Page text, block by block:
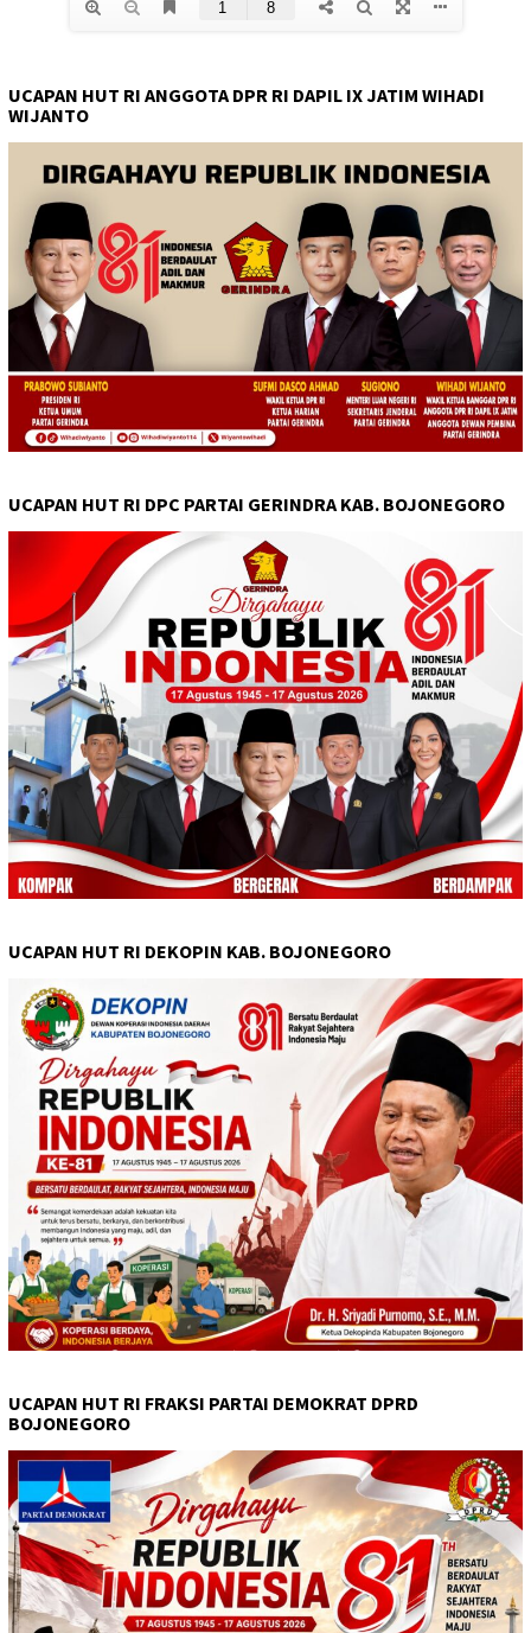
UCAPAN HUT RI ANGGOTA DPR RI DAPIL IX JATIM WIHADI
WIJANTO
UCAPAN HUT RI DPC PARTAI GERINDRA KAB. BOJONEGORO
UCAPAN HUT RI DEKOPIN KAB. BOJONEGORO
UCAPAN HUT RI FRAKSI PARTAI DEMOKRAT DPRD
BOJONEGORO